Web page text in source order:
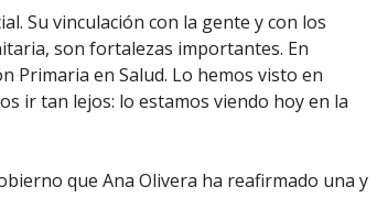
Su vinculación con la gente y con los
son fortalezas importantes. En
Primaria en Salud. Lo hemos visto en
ir tan lejos: lo estamos viendo hoy en la
que Ana Olivera ha reafirmado una y